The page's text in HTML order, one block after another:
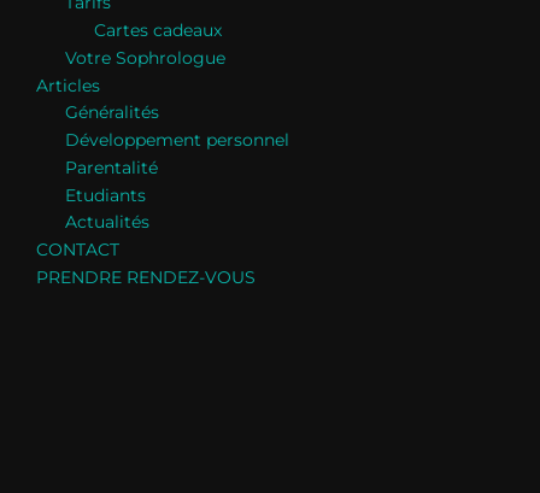
Cartes cadeaux
Votre Sophrologue
Articles
Généralités
Développement personnel
Parentalité
Etudiants
Actualités
CONTACT
PRENDRE RENDEZ-VOUS